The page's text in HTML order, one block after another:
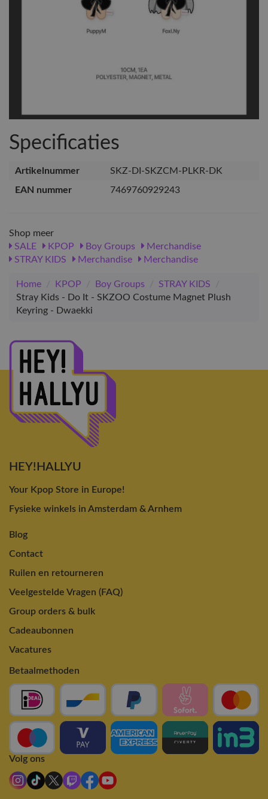
Specificaties
Artikelnummer
SKZ-DI-SKZCM-PLKR-DK
EAN nummer
7469760929243
Shop meer
SALE
KPOP Boy Groups
Merchandise
STRAY KIDS
Merchandise Merchandise
Home / KPOP / Boy Groups / STRAY KIDS
/
Stray Kids - Do It - SKZOO Costume Magnet Plush
Keyring - Dwaekki
HEY!HALLYU
Your Kpop Store in Europe!
Fysieke winkels in Amsterdam & Arnhem
Blog
Contact
Ruilen en retourneren
Veelgestelde Vragen (FAQ)
Group orders & bulk
Cadeaubonnen
Vacatures
Betaalmethoden
Volg ons